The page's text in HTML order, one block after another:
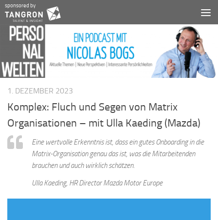
Zum Inhalt springen
sponsored by
Komplex: Fluch und Segen von Matrix
Organisationen – mit Ulla Kaeding (Mazda)
1. DEZEMBER 2023
Eine wertvolle Erkenntnis ist, dass ein gutes Onboarding in die
Matrix-Organisation genau das ist, was die Mitarbeitenden
brauchen und auch wirklich schätzen.
Ulla Kaeding, HR Director Mazda Motor Europe